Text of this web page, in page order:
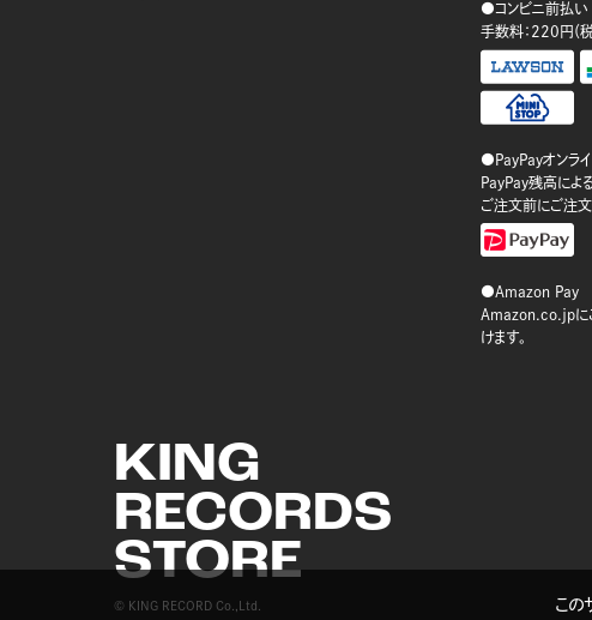
KING
RECORDS
STORE
© KING RECORD Co.,Ltd.
●コンビニ前払い
手数料：220円（
●PayPayオンラ
PayPay残高によ
ご注文前にご注文
●Amazon Pay
Amazon.co.jpに
けます。
この